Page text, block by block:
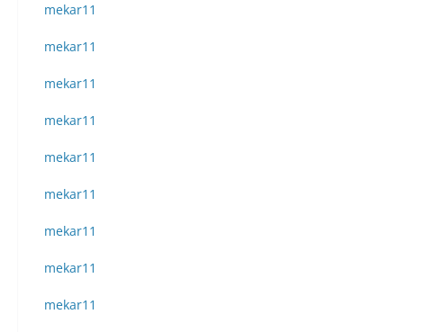
mekar11
mekar11
mekar11
mekar11
mekar11
mekar11
mekar11
mekar11
mekar11